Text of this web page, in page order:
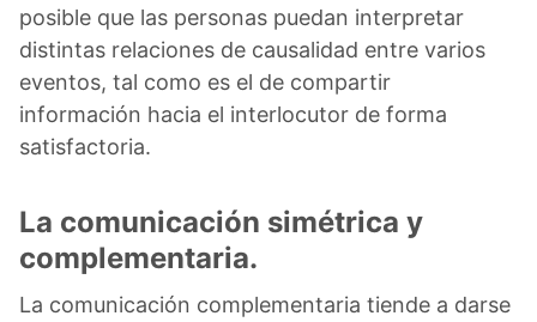
posible que las personas puedan interpretar
distintas relaciones de causalidad entre varios
eventos, tal como es el de compartir
información hacia el interlocutor de forma
satisfactoria.
La comunicación simétrica y
complementaria.
La comunicación complementaria tiende a darse